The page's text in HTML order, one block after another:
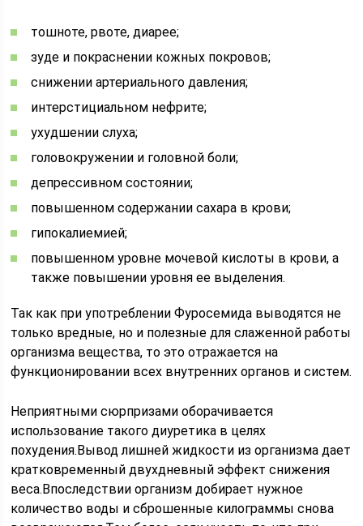
тошноте, рвоте, диарее;
зуде и покраснении кожных покровов;
снижении артериального давления;
интерстициальном нефрите;
ухудшении слуха;
головокружении и головной боли;
депрессивном состоянии;
повышенном содержании сахара в крови;
гипокалиемией;
повышенном уровне мочевой кислоты в крови, а
также повышении уровня ее выделения.
Так как при употреблении Фуросемида выводятся не
только вредные, но и полезные для слаженной работы
организма вещества, то это отражается на
функционировании всех внутренних органов и систем.
Неприятными сюрпризами оборачивается
использование такого диуретика в целях
похудения.Вывод лишней жидкости из организма дает
кратковременный двухдневный эффект снижения
веса.Впоследствии организм добирает нужное
количество воды и сброшенные килограммы снова